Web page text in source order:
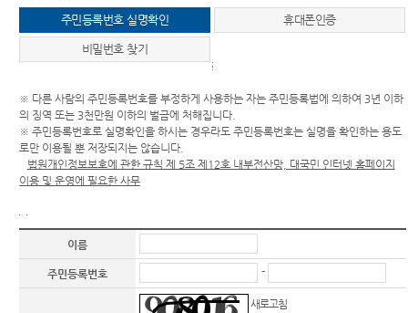
진행 중인 재판에 관한 질문 기타 재판장에 보내는 탄원 등은 해당 법원 각 재판부로 직접
문의 또는 제출하여 주시기 바랍니다.
작성하신 글은 작성자 보호 및 일반인 열람의 편의를 위하여 일부 내용을 삭제·수정하여
게시할 수 있으며, 공개에 적합하지 않은 글은 게시하지 않습니다.
건전한 사이버 문화의 정착을 위하여 표준어를 사용하고 정보통신예절(에티켓)을 지켜
주시기 바랍니다.
합니다’ 글쓰기 등의 서비스가 불가할 수 있습니다.
주민등록번호 실명확인 휴대폰인증
비밀번호 찾기
주민등록번호 실명확인
※ 다른 사람의 주민등록번호를 부정하게 사용하는 자는 주민등록법에 의하여 3년 이하
의 징역 또는 3천만원 이하의 벌금에 처해집니다.
※ 주민등록번호로 실명확인을 하시는 경우라도 주민등록번호는 실명을 확인하는 용도
로만 이용될 뿐 저장되지는 않습니다.
법원개인정보보호에 관한 규칙 제 5조 제12호 내부전산망, 대국민 인터넷 홈페이지
이용 및 운영에 필요한 사무
이름
주민등록번호 -
새로고침